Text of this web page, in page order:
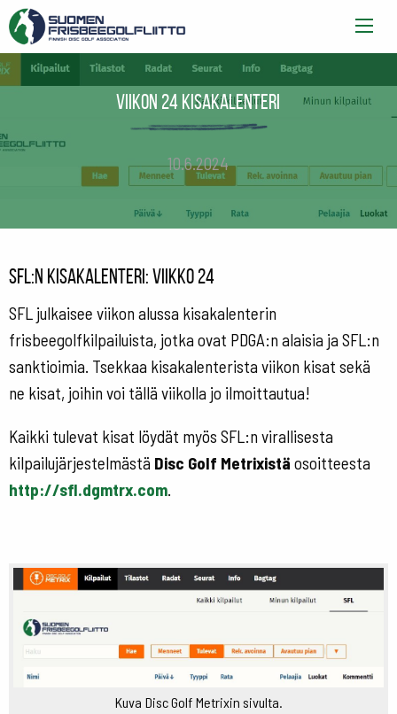
Viikon 24 kisakalenteri
10.6.2024
SFL:n kisakalenteri: viikko 24
SFL julkaisee viikon alussa kisakalenterin
frisbeegolfkilpailuista, jotka ovat PDGA:n alaisia ja SFL:n
sanktioimia. Tsekkaa kisakalenterista viikon kisat sekä
ne kisat, joihin voi tällä viikolla jo ilmoittautua!
Kaikki tulevat kisat löydät myös SFL:n virallisesta
kilpailujärjestelmästä Disc Golf Metrixistä osoitteesta
http://sfl.dgmtrx.com.
Kuva Disc Golf Metrixin sivulta.